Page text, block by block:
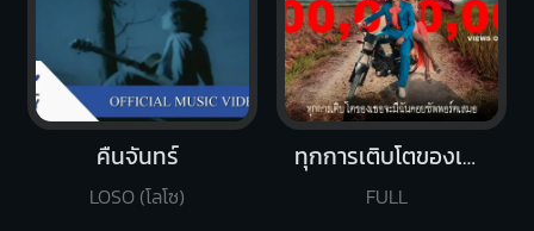
คืนจันทร์
LOSO (โลโซ)
ทุกการเติบโตของเธอจะมีฉันคอยซัพพอร์ตเสมอ
FULL